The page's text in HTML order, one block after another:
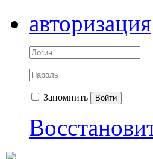
авторизация
Запомнить Войти